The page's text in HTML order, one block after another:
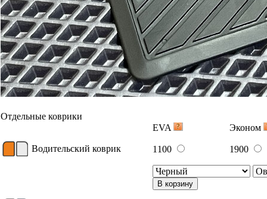
Отдельные коврики
EVA
Эконом
Водительский коврик 1100 1900
В корзину